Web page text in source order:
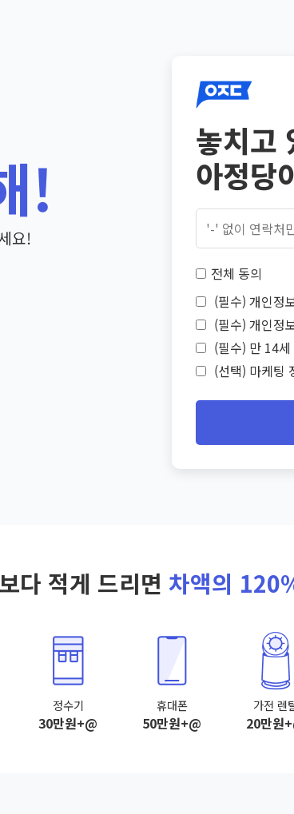
!
요!
놓치고
아정당
전체 동의
(필수) 개인정
(필수) 개인정
(필수) 만 14
(선택) 마케팅
다 적게 드리면 차액의
정수기
30만원+@
휴대폰
50만원+@
가전 렌
20만원